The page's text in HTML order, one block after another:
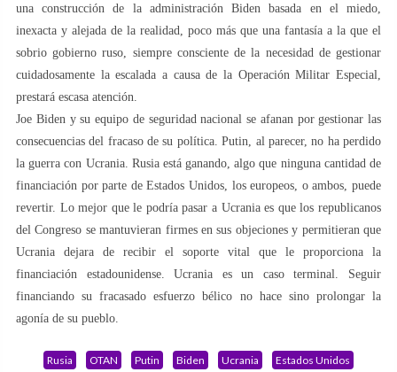
una construcción de la administración Biden basada en el miedo,
inexacta y alejada de la realidad, poco más que una fantasía a la que el
sobrio gobierno ruso, siempre consciente de la necesidad de gestionar
cuidadosamente la escalada a causa de la Operación Militar Especial,
prestará escasa atención.
Joe Biden y su equipo de seguridad nacional se afanan por gestionar las
consecuencias del fracaso de su política. Putin, al parecer, no ha perdido
la guerra con Ucrania. Rusia está ganando, algo que ninguna cantidad de
financiación por parte de Estados Unidos, los europeos, o ambos, puede
revertir. Lo mejor que le podría pasar a Ucrania es que los republicanos
del Congreso se mantuvieran firmes en sus objeciones y permitieran que
Ucrania dejara de recibir el soporte vital que le proporciona la
financiación estadounidense. Ucrania es un caso terminal. Seguir
financiando su fracasado esfuerzo bélico no hace sino prolongar la
agonía de su pueblo.
Rusia OTAN Putin Biden Ucrania
Estados Unidos